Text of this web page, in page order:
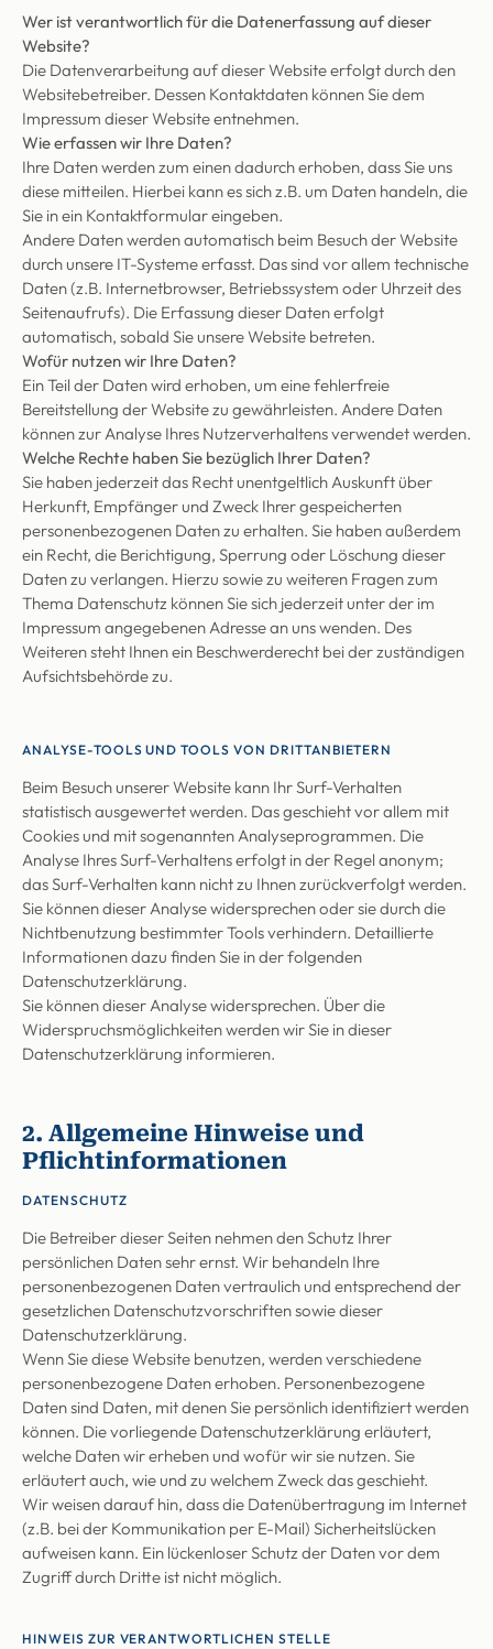
Wer ist verantwortlich für die Datenerfassung auf dieser
Website?
Die Datenverarbeitung auf dieser Website erfolgt durch den
Websitebetreiber. Dessen Kontaktdaten können Sie dem
Impressum dieser Website entnehmen.
Wie erfassen wir Ihre Daten?
Ihre Daten werden zum einen dadurch erhoben, dass Sie uns
diese mitteilen. Hierbei kann es sich z.B. um Daten handeln, die
Sie in ein Kontaktformular eingeben.
Andere Daten werden automatisch beim Besuch der Website
durch unsere IT-Systeme erfasst. Das sind vor allem technische
Daten (z.B. Internetbrowser, Betriebssystem oder Uhrzeit des
Seitenaufrufs). Die Erfassung dieser Daten erfolgt
automatisch, sobald Sie unsere Website betreten.
Wofür nutzen wir Ihre Daten?
Ein Teil der Daten wird erhoben, um eine fehlerfreie
Bereitstellung der Website zu gewährleisten. Andere Daten
können zur Analyse Ihres Nutzerverhaltens verwendet werden.
Welche Rechte haben Sie bezüglich Ihrer Daten?
Sie haben jederzeit das Recht unentgeltlich Auskunft über
Herkunft, Empfänger und Zweck Ihrer gespeicherten
personenbezogenen Daten zu erhalten. Sie haben außerdem
ein Recht, die Berichtigung, Sperrung oder Löschung dieser
Daten zu verlangen. Hierzu sowie zu weiteren Fragen zum
Thema Datenschutz können Sie sich jederzeit unter der im
Impressum angegebenen Adresse an uns wenden. Des
Weiteren steht Ihnen ein Beschwerderecht bei der zuständigen
Aufsichtsbehörde zu.
ANALYSE-TOOLS UND TOOLS VON DRITTANBIETERN
Beim Besuch unserer Website kann Ihr Surf-Verhalten
statistisch ausgewertet werden. Das geschieht vor allem mit
Cookies und mit sogenannten Analyseprogrammen. Die
Analyse Ihres Surf-Verhaltens erfolgt in der Regel anonym;
das Surf-Verhalten kann nicht zu Ihnen zurückverfolgt werden.
Sie können dieser Analyse widersprechen oder sie durch die
Nichtbenutzung bestimmter Tools verhindern. Detaillierte
Informationen dazu finden Sie in der folgenden
Datenschutzerklärung.
Sie können dieser Analyse widersprechen. Über die
Widerspruchsmöglichkeiten werden wir Sie in dieser
Datenschutzerklärung informieren.
2. Allgemeine Hinweise und
Pflichtinformationen
DATENSCHUTZ
Die Betreiber dieser Seiten nehmen den Schutz Ihrer
persönlichen Daten sehr ernst. Wir behandeln Ihre
personenbezogenen Daten vertraulich und entsprechend der
gesetzlichen Datenschutzvorschriften sowie dieser
Datenschutzerklärung.
Wenn Sie diese Website benutzen, werden verschiedene
personenbezogene Daten erhoben. Personenbezogene
Daten sind Daten, mit denen Sie persönlich identifiziert werden
können. Die vorliegende Datenschutzerklärung erläutert,
welche Daten wir erheben und wofür wir sie nutzen. Sie
erläutert auch, wie und zu welchem Zweck das geschieht.
Wir weisen darauf hin, dass die Datenübertragung im Internet
(z.B. bei der Kommunikation per E-Mail) Sicherheitslücken
aufweisen kann. Ein lückenloser Schutz der Daten vor dem
Zugriff durch Dritte ist nicht möglich.
HINWEIS ZUR VERANTWORTLICHEN STELLE